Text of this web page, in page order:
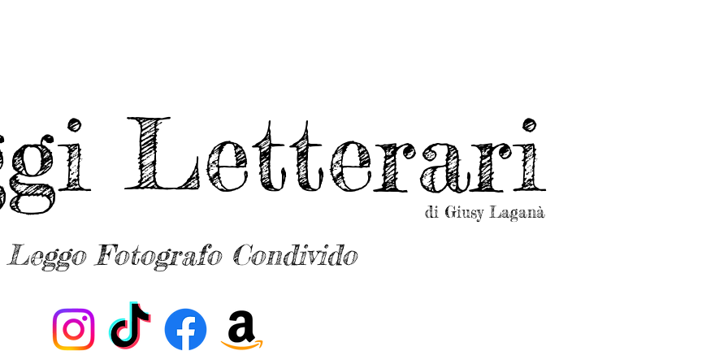
Letterari
di Giusy Laganà
Leggo Fotografo Condivido